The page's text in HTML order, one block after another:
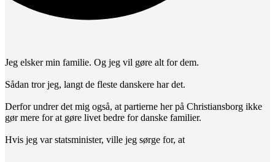
Jeg elsker min familie. Og jeg vil gøre alt for dem.
Sådan tror jeg, langt de fleste danskere har det.
Derfor undrer det mig også, at partierne her på Christiansborg ikke
gør mere for at gøre livet bedre for danske familier.
Hvis jeg var statsminister, ville jeg sørge for, at